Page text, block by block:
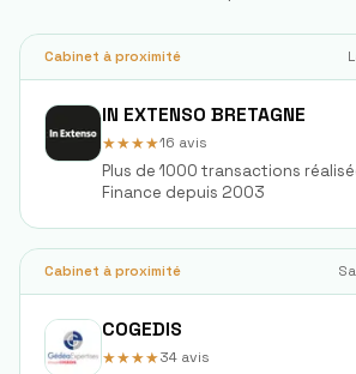
Cabinet à proximité
IN EXTENSO BRETAGNE
★★★★16 avis
Plus de 1000 transactions
Finance depuis 2003
Cabinet à proximité
COGEDIS
★★★★34 avis